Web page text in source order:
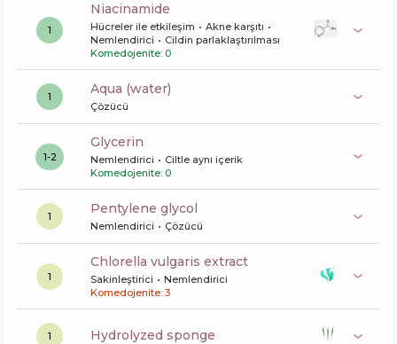
1
niacinamide
Hücreler ile etkileşim
Akne karşıtı
Nemlendirici
Cildin parlaklaştırılması
Komedojenite: 0
1 aqua (water)
Çözücü
1-2
glycerin
Nemlendirici
Ciltle aynı içerik
Komedojenite: 0
1 pentylene glycol
Nemlendirici Çözücü
1
chlorella vulgaris extract
Sakinleştirici
Nemlendirici
Komedojenite: 3
1 hydrolyzed sponge